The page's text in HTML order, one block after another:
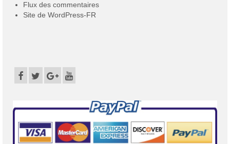
Flux des commentaires
Site de WordPress-FR